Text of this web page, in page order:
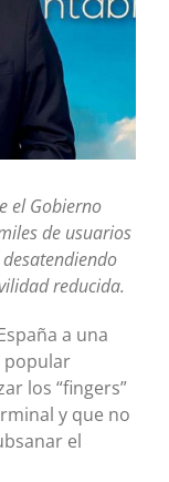
el Gobierno
de usuarios
reducida.
a una
popular
los “fingers”
y que no
el